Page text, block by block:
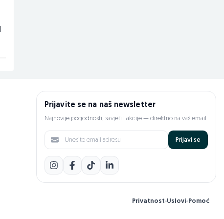
Prijavite se na naš newsletter
Najnovije pogodnosti, savjeti i akcije — direktno na vaš email.
Prijavi se
Privatnost Uslovi Pomoć